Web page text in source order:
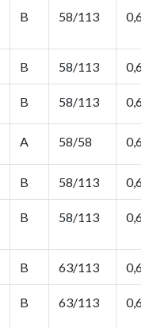
B 58/113 0,6
B 58/113 0,6
B 58/113 0,6
A 58/58 0,6
B 58/113 0,6
B 58/113 0,6
B 63/113 0,6
B 63/113 0,6